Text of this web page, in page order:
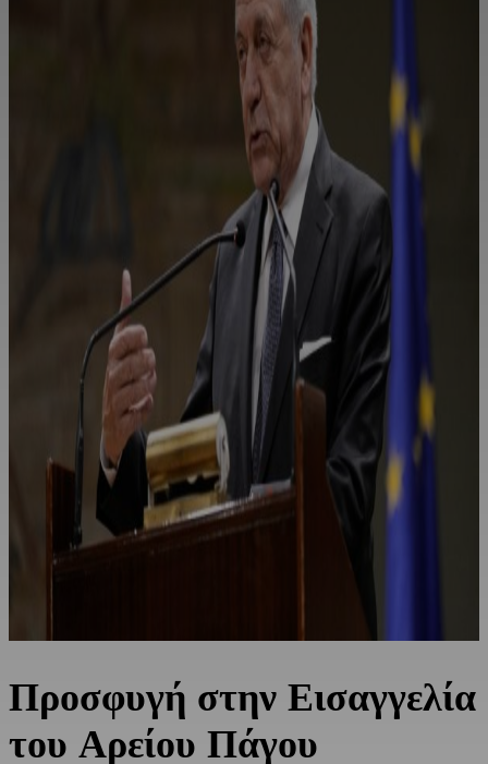
Προσφυγή στην Εισαγγελία
του Αρείου Πάγου